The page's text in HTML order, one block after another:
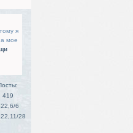
я
, а мое
419
6
28